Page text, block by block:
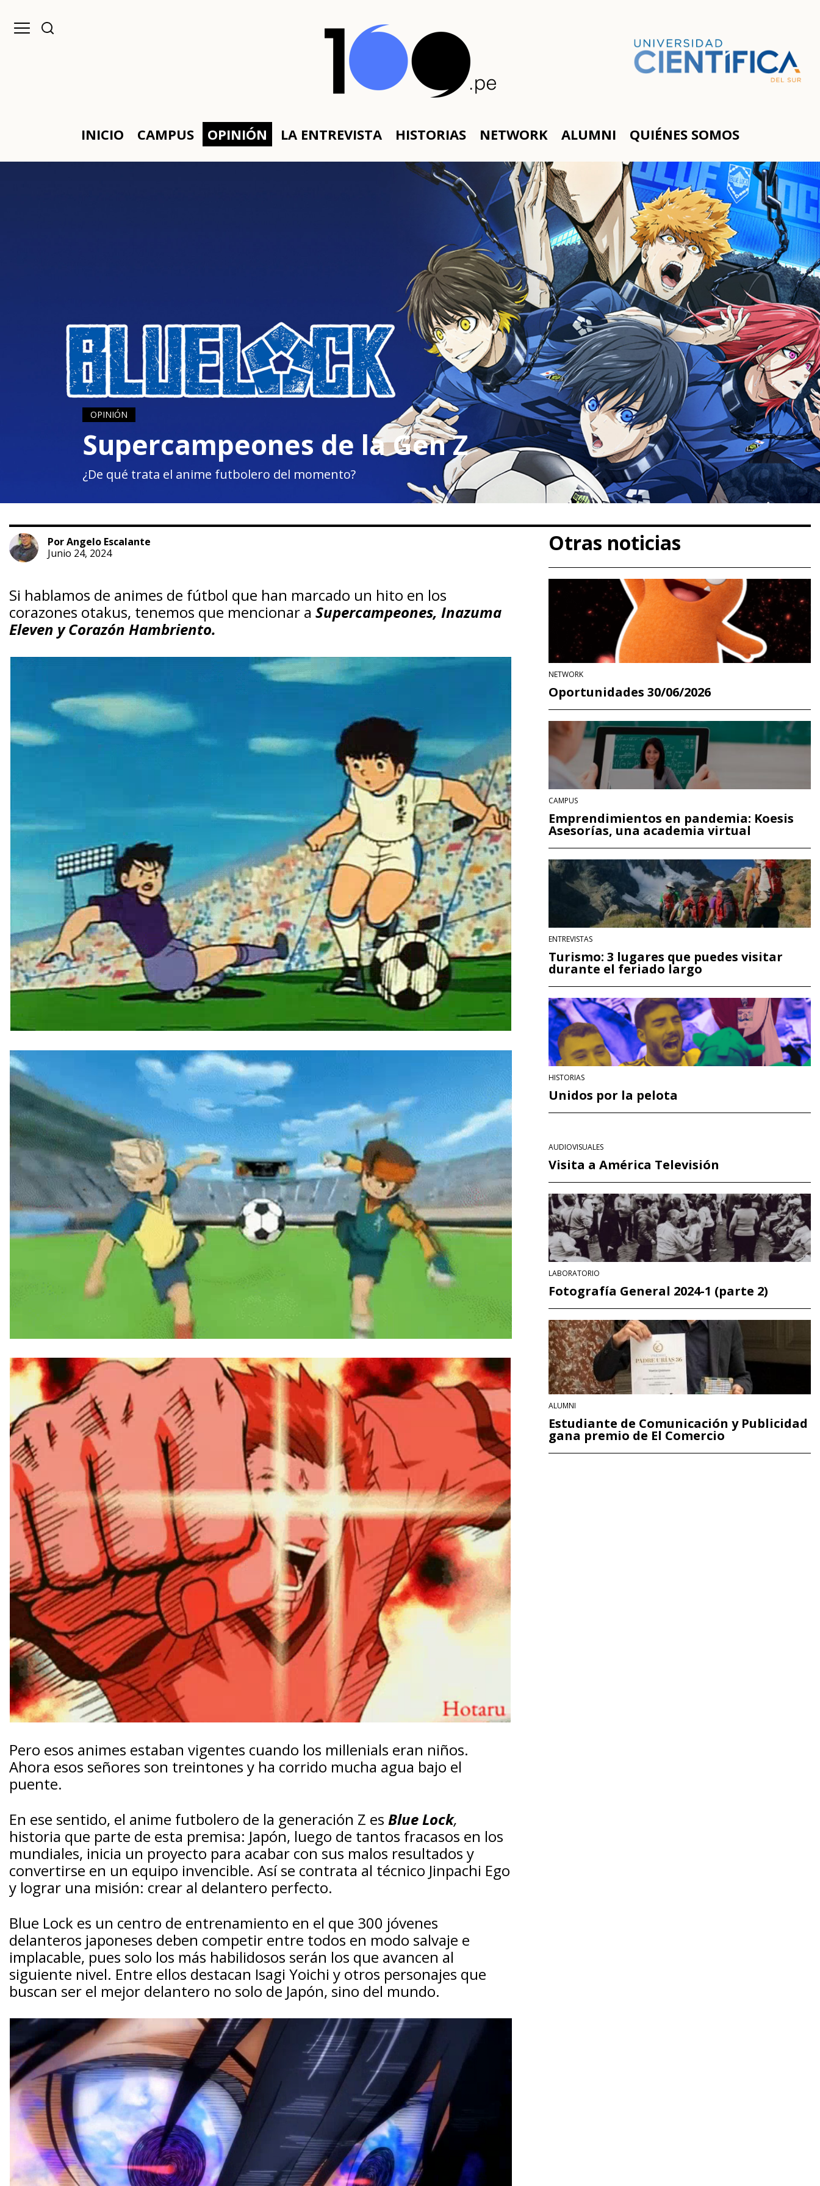
INICIO CAMPUS OPINIÓN LA ENTREVISTA HISTORIAS NETWORK ALUMNI QUIÉNES SOMOS
OPINIÓN
Supercampeones de la Gen Z
¿De qué trata el anime futbolero del momento?
Por Angelo Escalante
Junio 24, 2024
Si hablamos de animes de fútbol que han marcado un hito en los
corazones otakus, tenemos que mencionar a Supercampeones, Inazuma
Eleven y Corazón Hambriento.
Pero esos animes estaban vigentes cuando los millenials eran niños.
Ahora esos señores son treintones y ha corrido mucha agua bajo el
puente.
En ese sentido, el anime futbolero de la generación Z es Blue Lock,
historia que parte de esta premisa: Japón, luego de tantos fracasos en los
mundiales, inicia un proyecto para acabar con sus malos resultados y
convertirse en un equipo invencible. Así se contrata al técnico Jinpachi Ego
y lograr una misión: crear al delantero perfecto.
Blue Lock es un centro de entrenamiento en el que 300 jóvenes
delanteros japoneses deben competir entre todos en modo salvaje e
implacable, pues solo los más habilidosos serán los que avancen al
siguiente nivel. Entre ellos destacan Isagi Yoichi y otros personajes que
buscan ser el mejor delantero no solo de Japón, sino del mundo.
Otras noticias
NETWORK
Oportunidades 30/06/2026
CAMPUS
Emprendimientos en pandemia: Koesis
Asesorías, una academia virtual
ENTREVISTAS
Turismo: 3 lugares que puedes visitar
durante el feriado largo
HISTORIAS
Unidos por la pelota
AUDIOVISUALES
Visita a América Televisión
LABORATORIO
Fotografía General 2024-1 (parte 2)
ALUMNI
Estudiante de Comunicación y Publicidad
gana premio de El Comercio